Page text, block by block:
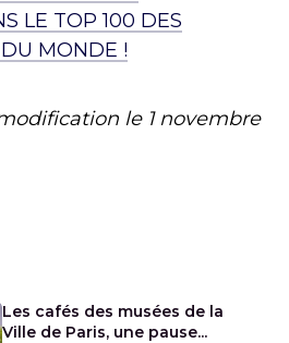
LE TOP 100 DES
MONDE !
le 1 novembre
Les cafés des musées de la
Ville de Paris, une pause...